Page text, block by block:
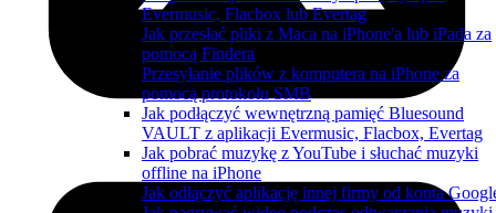
Evermusic, Flacbox lub Evertag
Jak przesłać pliki z Maca na iPhone'a lub iPada za
pomocą Findera
Przesyłanie plików z komputera na iPhone za
pomocą protokołu SMB
Jak podłączyć wewnętrzną pamięć Bluesound
VAULT z aplikacji Evermusic, Flacbox, Evertag
Jak pobrać muzykę z YouTube i słuchać muzyki
offline na iPhone
Jak odłączyć aplikację innej firmy od konta